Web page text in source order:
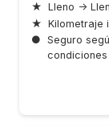
★ Lleno →
★ Kilometraje
● Seguro
condiciones